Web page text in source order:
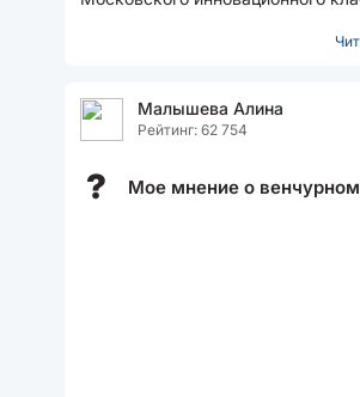
Малышева Алина
Рейтинг: 62 754
? Мое мнение о